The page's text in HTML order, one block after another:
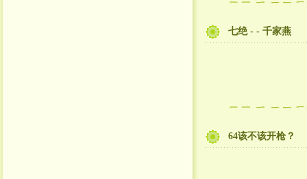
七绝 - - 千家燕
64该不该开枪？